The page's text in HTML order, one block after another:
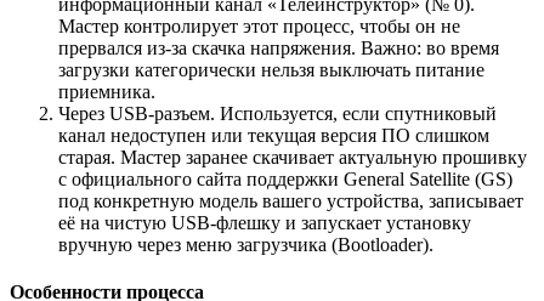
информационный канал «Телеинструктор» (№ 0).
Мастер контролирует этот процесс, чтобы он не
прервался из-за скачка напряжения. Важно: во время
загрузки категорически нельзя выключать питание
приемника.
Через USB-разъем. Используется, если спутниковый
канал недоступен или текущая версия ПО слишком
старая. Мастер заранее скачивает актуальную прошивку
с официального сайта поддержки General Satellite (GS)
под конкретную модель вашего устройства, записывает
её на чистую USB-флешку и запускает установку
вручную через меню загрузчика (Bootloader).
Особенности процесса